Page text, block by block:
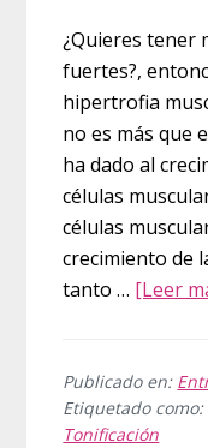
¿Quieres tener
fuertes?,
hipertrofia
no es más que
ha dado al
células
células
crecimiento de
tanto … [Leer
Publicado en:
Etiquetado como:
Tonificación